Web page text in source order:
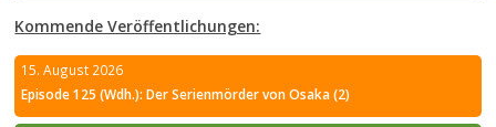
Kommende Veröffentlichungen:
15. August 2026
Episode 125 (Wdh.): Der Serienmörder von Osaka (2)